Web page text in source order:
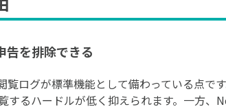
を排除できる
ログが標準機能として備わっている点で
するハードルが低く抑えられます。一方、